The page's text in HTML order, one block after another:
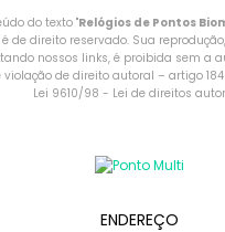
do texto "Relógios de Pontos
é de direito reservado. Sua
nossos links, é proibida sem a
violação de direito autoral – artigo
Lei 9610/98 - Lei de direitos
ENDEREÇO